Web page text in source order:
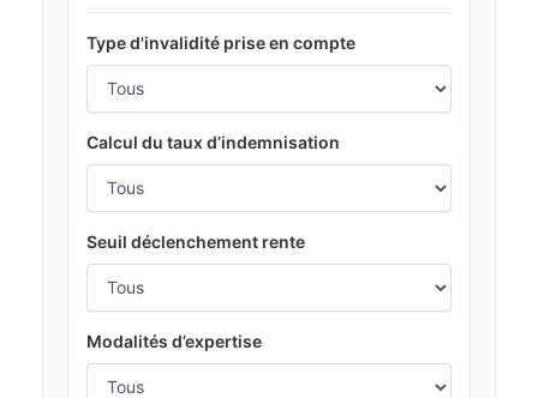
Type d'invalidité prise en compte
Calcul du taux d’indemnisation
Seuil déclenchement rente
Modalités d’expertise